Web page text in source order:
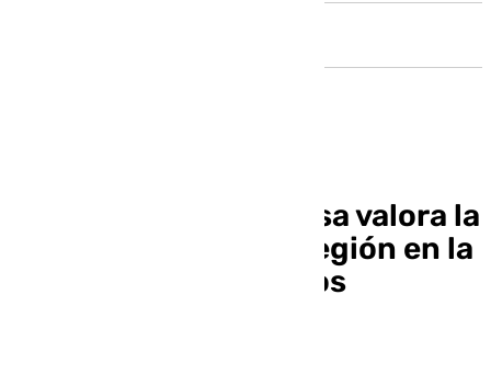
La ministra de Defensa valora la
contribución de La Legión en la
formación de soldados